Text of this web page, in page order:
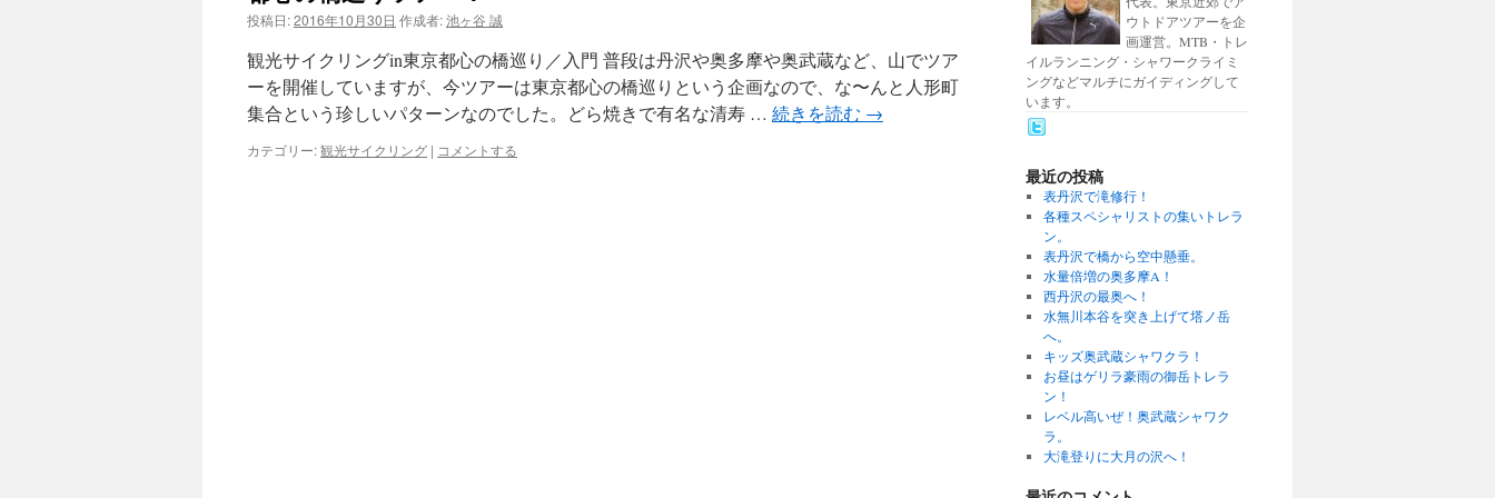
ス
投稿日:2016年10月30日 作成者:池ヶ谷 誠
観光サイクリングin東京都心の橋巡り／入門 普段は丹沢や奥多摩や奥武蔵など、山でツア
ーを開催していますが、今ツアーは東京都心の橋巡りという企画なので、な〜んと人形町
集合という珍しいパターンなのでした。どら焼きで有名な清寿 … 続きを読む →
カテゴリー:観光サイクリング | コメントする
ウトドアツアーを企
画運営。MTB・トレ
イルランニング・シャワークライミ
ングなどマルチにガイディングして
います。
最近の投稿
表丹沢で滝修行！
各種スペシャリストの集いトレラ
ン。
表丹沢で橋から空中懸垂。
水量倍増の奥多摩A！
西丹沢の最奥へ！
水無川本谷を突き上げて塔ノ岳
へ。
キッズ奥武蔵シャワクラ！
お昼はゲリラ豪雨の御岳トレラ
ン！
レベル高いぜ！奥武蔵シャワク
ラ。
大滝登りに大月の沢へ！